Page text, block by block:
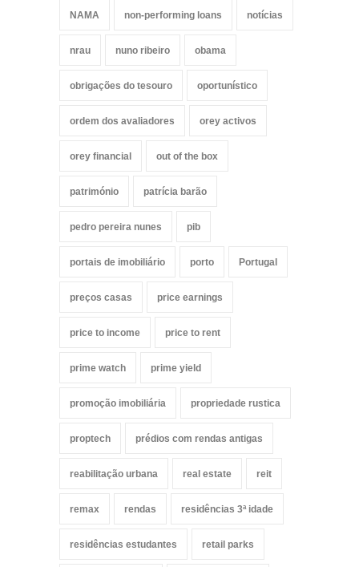
NAMA non-performing loans notícias
nrau nuno ribeiro obama
obrigações do tesouro oportunístico
ordem dos avaliadores orey activos
orey financial out of the box
património patrícia barão
pedro pereira nunes pib
portais de imobiliário porto Portugal
preços casas price earnings
price to income price to rent
prime watch prime yield
promoção imobiliária propriedade rustica
proptech prédios com rendas antigas
reabilitação urbana real estate reit
remax rendas residências 3ª idade
residências estudantes retail parks